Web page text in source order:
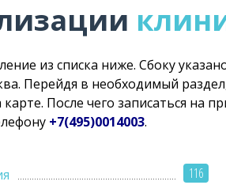
из списка ниже. Сбоку
Перейдя в необходимый
После чего записаться на
+7(495)0014003.
116